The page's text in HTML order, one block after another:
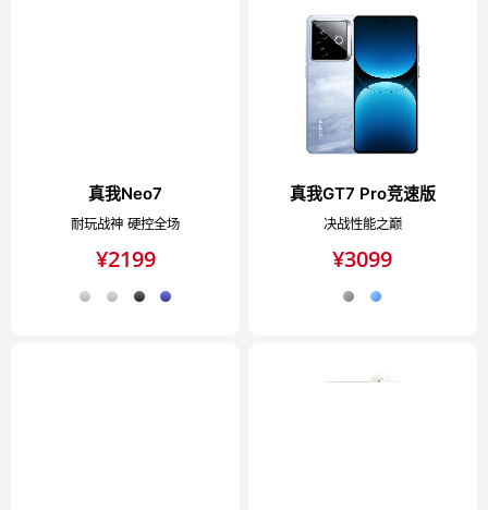
真我Neo7
耐玩战神 硬控全场
¥2199
真我GT7 Pro竞速版
决战性能之巅
¥3099